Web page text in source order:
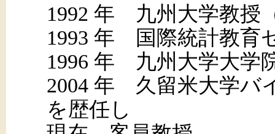
1992 年 九州大学教授
1993 年 国際統計教育
1996 年 九州大学大学
2004 年 久留米大学バ
を歴任し